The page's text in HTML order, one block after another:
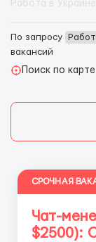
По запросу
вакансий
Поиск по карте
СРОЧНАЯ
Чат-
$2500):